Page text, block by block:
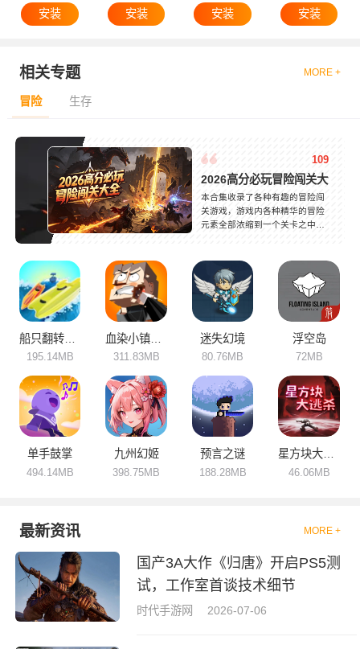
安装
安装
安装
安装
相关专题 MORE +
冒险 生存
109
2026高分必玩冒险闯关大全
本合集收录了各种有趣的冒险闯
关游戏，游戏内各种精华的冒险
元素全部浓缩到一个关卡之中，
验，一起跟剧情的主角突破关卡
取得胜利，游戏过程中依靠极限
的走位、精准的跳跃、灵敏的反
应速度去收获游戏的趣味性。快
节奏的游戏，可以在闲暇时光随
时随地游玩，放松身心，超级解
压！
船只翻转进化
195.14MB 311.83MB
迷失幻境
80.76MB
浮空岛
72MB
单手鼓掌
494.14MB
九州幻姬
398.75MB
预言之谜
188.28MB
星方块大逃杀
46.06MB
最新资讯 MORE +
国产3A大作《归唐》开启PS5测
试，工作室首谈技术细节
时代手游网 2026-07-06